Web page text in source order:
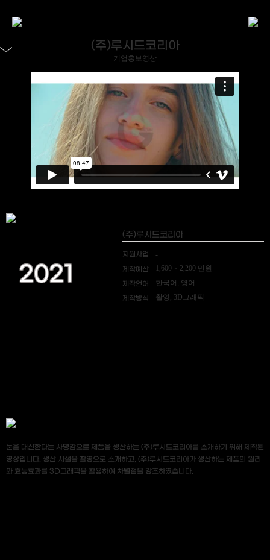
(주)루시드코리아
기업홍보영상
2021
(주)루시드코리아
지원사업 -
제작예산 1,600 ~ 2,200 만원
제작언어 한국어, 영어
제작방식 촬영, 3D그래픽
눈을 대신한다는 사명감으로 제품을 생산하는 (주)루시드코리아를 소개하기 위해 제작된
영상입니다. 생산 시설을 촬영으로 소개하고, (주)루시드코리아가 생산하는 제품의 원리
와 효능효과를 3D그래픽을 활용하여 차별점을 강조하였습니다.